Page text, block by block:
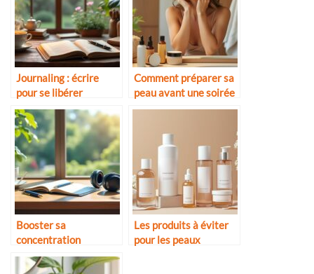
Journaling : écrire
pour se libérer
Comment préparer sa
peau avant une soirée
Booster sa
concentration
naturellement
Les produits à éviter
pour les peaux